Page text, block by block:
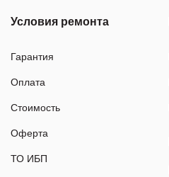
Условия ремонта
Гарантия
Оплата
Стоимость
Оферта
ТО ИБП